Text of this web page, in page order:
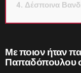
4. Δέσποινα
Με ποιον ήταν
Παπαδόπουλου